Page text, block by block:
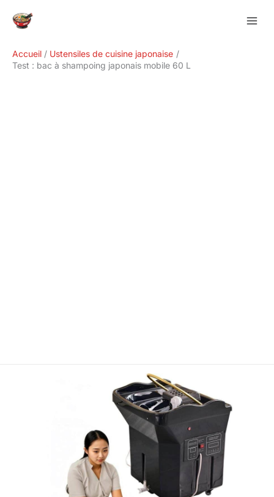
Accueil
Ustensiles de cuisine japonaise
Test : bac à shampoing japonais mobile 60 L